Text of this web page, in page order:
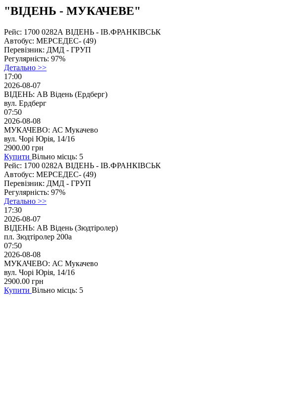
"ВІДЕНЬ - МУКАЧЕВЕ"
Рейс: 1700 0282А ВІДЕНЬ - ІВ.ФРАНКІВСЬК
Автобус: МЕРСЕДЕС- (49)
Перевізник: ДМД - ГPУП
Регулярність: 97%
Детально >>
17:00
2026-08-07
ВІДЕНЬ: АВ Відень (Ердберг)
вул. Ердберг
07:50
2026-08-08
МУКАЧЕВО: АС Мукачево
вул. Чорі Юрія, 14/16
2900.00 грн
Купити Вільно місць: 5
Рейс: 1700 0282А ВІДЕНЬ - ІВ.ФРАНКІВСЬК
Автобус: МЕРСЕДЕС- (49)
Перевізник: ДМД - ГPУП
Регулярність: 97%
Детально >>
17:30
2026-08-07
ВІДЕНЬ: АВ Відень (Зюдтіролер)
пл. Зюдтіролер 200а
07:50
2026-08-08
МУКАЧЕВО: АС Мукачево
вул. Чорі Юрія, 14/16
2900.00 грн
Купити Вільно місць: 5